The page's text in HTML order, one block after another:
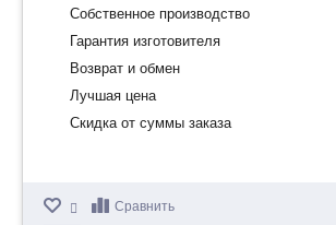
Собственное производство
Гарантия изготовителя
Возврат и обмен
Лучшая цена
Скидка от суммы заказа
Сравнить